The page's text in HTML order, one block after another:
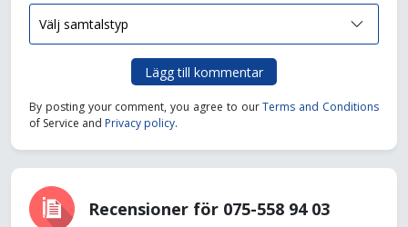
Lägg till kommentar
By posting your comment, you agree to ourTerms and Conditions
of Service and Privacy policy.
Recensioner för 075-558 94 03